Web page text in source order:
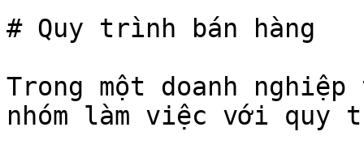
# Quy trình bán hàng
Trong một doanh
nhóm làm việc với